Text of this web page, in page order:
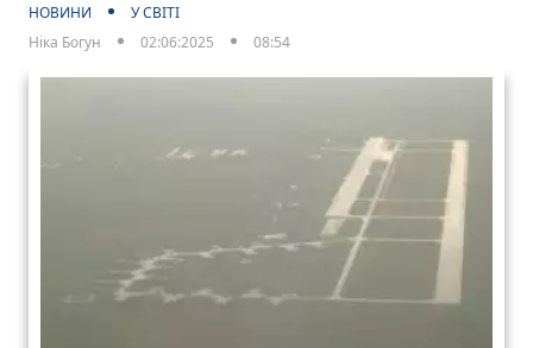
НОВИНИ
У СВІТІ
Ніка Богун
02:06:2025 08:54